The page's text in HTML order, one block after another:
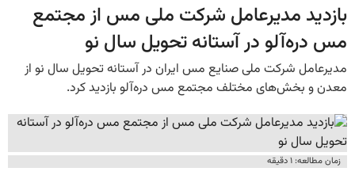
بازدید مدیرعامل شرکت ملی مس از مجتمع
مس دره‌آلو در آستانه تحویل سال نو
زمان مطالعه: ۱ دقیقه
مدیرعامل شرکت ملی صنایع مس ایران در آستانه تحویل سال نو از
معدن و بخش‌های مختلف مجتمع مس دره‌آلو بازدید کرد.